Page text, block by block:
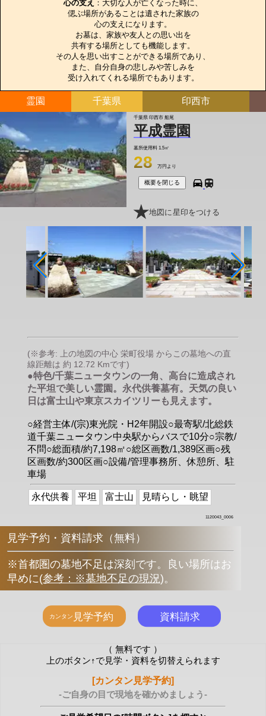
心の支え ：大切な人が亡くなった時に、
偲ぶ場所があることは遺された家族の
心の支えになります。
お墓は、家族や友人との思い出を
共有する場所としても機能します。
その人を思い出すことができる場所であり、
また、自分自身の悲しみや苦しみを
受け入れてくれる場所でもあります。
霊園 千葉県 印西市
千葉県 印西市 船尾
平成霊園
墓所使用料 1.5㎡
28 万円より
概要を閉じる
地図に星印をつける
(※参考: 上の地図の中心 栄町役場 からこの墓地への直
線距離は 約 12.72 Kmです)
●特色/千葉ニュータウンの一角、高台に造成され
た平坦で美しい霊園。永代供養墓有。天気の良い
日は富士山や東京スカイツリーも見えます。
○経営主体/(宗)東光院・H2年開設○最寄駅/北総鉄
道千葉ニュータウン中央駅からバスで10分○宗教/
不問○総面積/約7,198㎡○総区画数/1,389区画○残
区画数/約300区画○設備/管理事務所、休憩所、駐
車場
永代供養 平坦 富士山 見晴らし・眺望
1120043_0006
見学予約・資料請求（無料）
※首都圏の墓地不足は深刻です。良い場所はお
早めに(参考：※墓地不足の現況)。
（ 無料です ）
上のボタン↑で見学・資料を切替えられます
[カンタン見学予約]
-ご自身の目で現地を確かめましょう-